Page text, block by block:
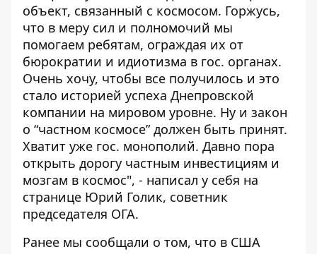
объект, связанный с космосом. Горжусь,
что в меру сил и полномочий мы
помогаем ребятам, ограждая их от
бюрократии и идиотизма в гос. органах.
Очень хочу, чтобы все получилось и это
стало историей успеха Днепровской
компании на мировом уровне. Ну и закон
о “частном космосе” должен быть принят.
Хватит уже гос. монополий. Давно пора
открыть дорогу частным инвестициям и
мозгам в космос", - написал у себя на
странице Юрий Голик, советник
председателя ОГА.
Ранее мы сообщали о том, что в США